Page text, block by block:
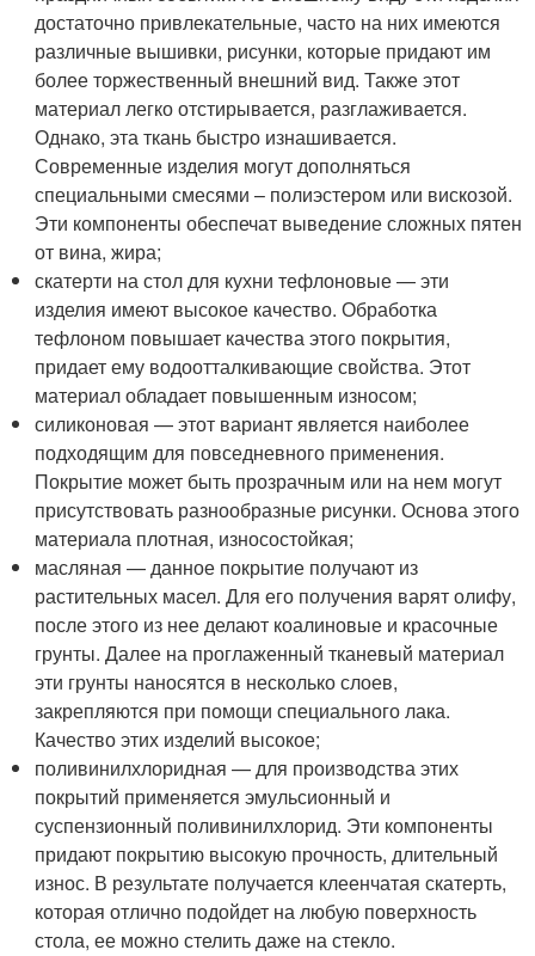
достаточно привлекательные, часто на них имеются
различные вышивки, рисунки, которые придают им
более торжественный внешний вид. Также этот
материал легко отстирывается, разглаживается.
Однако, эта ткань быстро изнашивается.
Современные изделия могут дополняться
специальными смесями – полиэстером или вискозой.
Эти компоненты обеспечат выведение сложных пятен
от вина, жира;
скатерти на стол для кухни тефлоновые — эти
изделия имеют высокое качество. Обработка
тефлоном повышает качества этого покрытия,
придает ему водоотталкивающие свойства. Этот
материал обладает повышенным износом;
силиконовая — этот вариант является наиболее
подходящим для повседневного применения.
Покрытие может быть прозрачным или на нем могут
присутствовать разнообразные рисунки. Основа этого
материала плотная, износостойкая;
масляная — данное покрытие получают из
растительных масел. Для его получения варят олифу,
после этого из нее делают коалиновые и красочные
грунты. Далее на проглаженный тканевый материал
эти грунты наносятся в несколько слоев,
закрепляются при помощи специального лака.
Качество этих изделий высокое;
поливинилхлоридная — для производства этих
покрытий применяется эмульсионный и
суспензионный поливинилхлорид. Эти компоненты
придают покрытию высокую прочность, длительный
износ. В результате получается клеенчатая скатерть,
которая отлично подойдет на любую поверхность
стола, ее можно стелить даже на стекло.